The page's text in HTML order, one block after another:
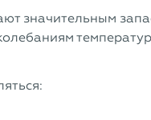
значительным